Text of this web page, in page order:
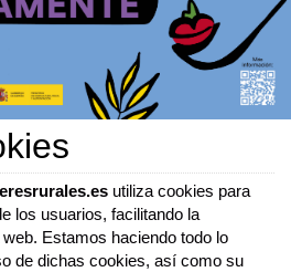
utiliza cookies para
los usuarios, facilitando la
Estamos haciendo todo lo
de dichas cookies, así como su